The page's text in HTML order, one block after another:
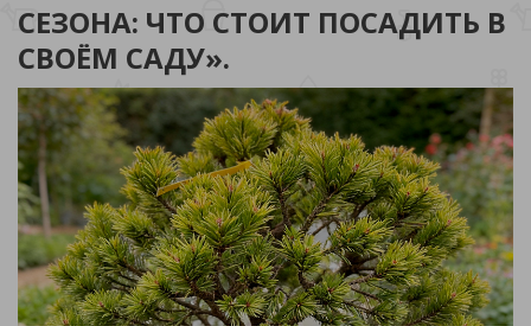
СЕЗОНА: ЧТО СТОИТ ПОСАДИТЬ В
СВОЁМ САДУ».